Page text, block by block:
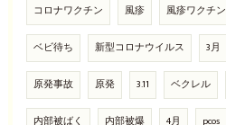
コロナワクチン 風疹 風疹ワクチン
ベビ待ち 新型コロナウイルス 3月
原発事故 原発 3.11 ベクレル